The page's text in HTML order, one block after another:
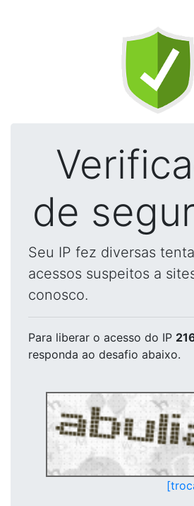
de
Seu IP fez diversas
acessos suspeitos a
conosco.
Para liberar o acesso do IP
responda ao desafio abaixo.